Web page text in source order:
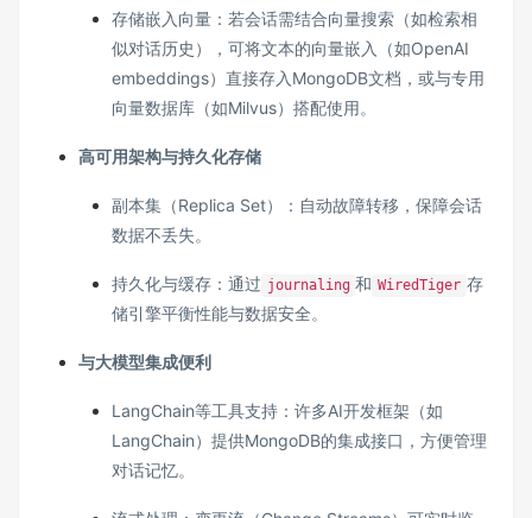
存储嵌入向量：若会话需结合向量搜索（如检索相
似对话历史），可将文本的向量嵌入（如OpenAI
embeddings）直接存入MongoDB文档，或与专用
向量数据库（如Milvus）搭配使用。
高可用架构与持久化存储
副本集（Replica Set）：自动故障转移，保障会话
数据不丢失。
持久化与缓存：通过 journaling 和 WiredTiger 存
储引擎平衡性能与数据安全。
与大模型集成便利
LangChain等工具支持：许多AI开发框架（如
LangChain）提供MongoDB的集成接口，方便管理
对话记忆。